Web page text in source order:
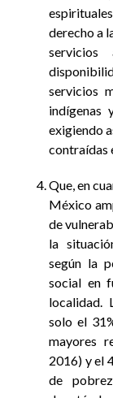
derecho a
servicios
servicios
indígenas
exigiendo
contraídas
Que, en
México
de
la
según la
social en
localidad.
solo el
mayores
2016) y el
de